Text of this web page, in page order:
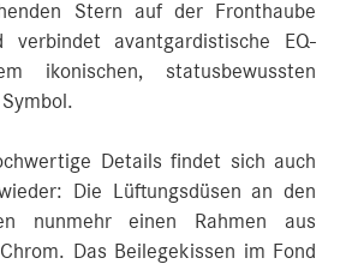
Stern auf der Fronthaube
verbindet avantgardistische EQ-
ikonischen, statusbewussten
Details findet sich auch
Die Lüftungsdüsen an den
nunmehr einen Rahmen aus
Das Beilegekissen im Fond